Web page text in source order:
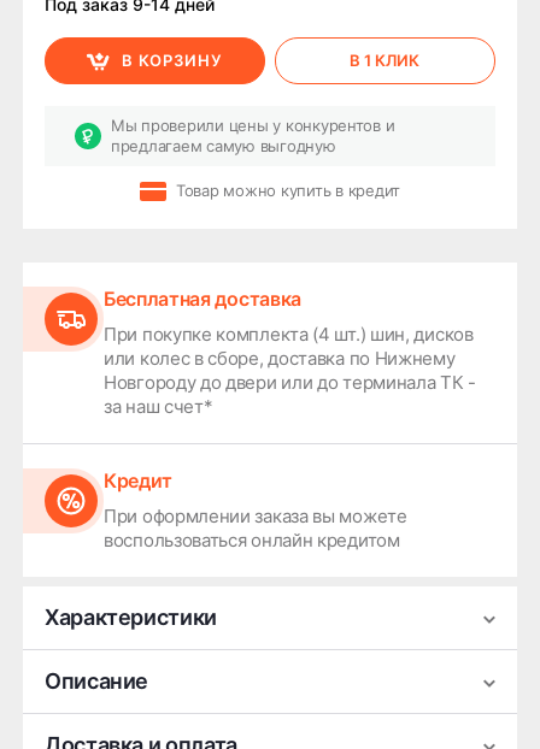
В КОРЗИНУ В 1 КЛИК
Мы проверили цены у конкурентов и
предлагаем самую выгодную
Товар можно купить в кредит
Бесплатная доставка
При покупке комплекта (4 шт.) шин, дисков
или колес в сборе, доставка по Нижнему
Новгороду до двери или до терминала ТК -
за наш счет*
Кредит
При оформлении заказа вы можете
воспользоваться онлайн кредитом
Характеристики
Производитель
Ширина
7
Диаметр
18
Описание
Легковой литой колёсный диск СКАД KL-1069